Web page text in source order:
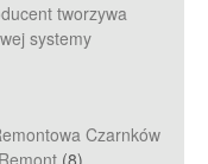
tworzywa
systemy
Czarnków
(8)